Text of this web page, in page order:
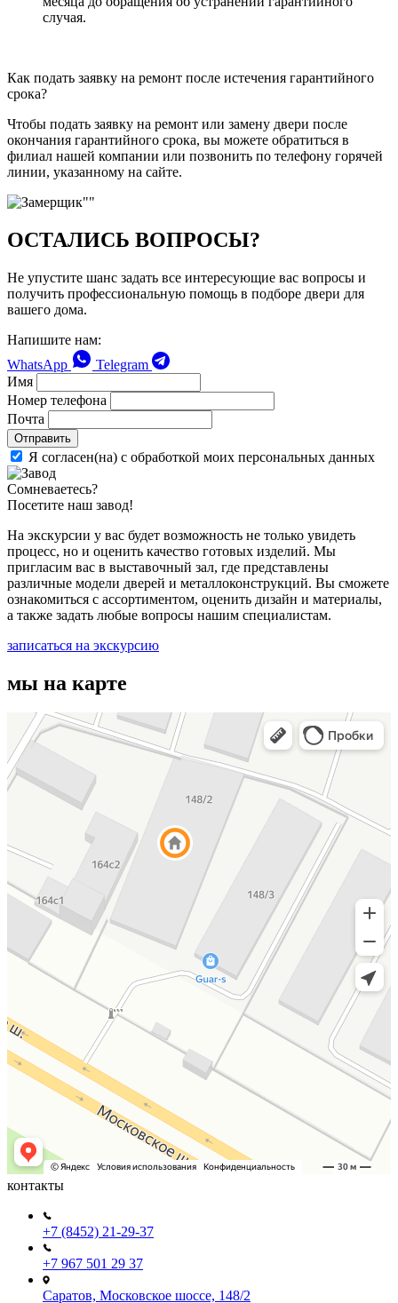
случая.
Как подать заявку на ремонт после истечения гарантийного
срока?
Чтобы подать заявку на ремонт или замену двери после
окончания гарантийного срока, вы можете обратиться в
филиал нашей компании или позвонить по телефону горячей
линии, указанному на сайте.
ОСТАЛИСЬ ВОПРОСЫ?
Не упустите шанс задать все интересующие вас вопросы и
получить профессиональную помощь в подборе двери для
вашего дома.
Напишите нам:
WhatsApp
Telegram
Имя
Номер телефона
Почта
Отправить
Я согласен(на) с обработкой моих персональных данных
Сомневаетесь?
Посетите наш завод!
На экскурсии у вас будет возможность не только увидеть
процесс, но и оценить качество готовых изделий. Мы
пригласим вас в выставочный зал, где представлены
различные модели дверей и металлоконструкций. Вы сможете
ознакомиться с ассортиментом, оценить дизайн и материалы,
а также задать любые вопросы нашим специалистам.
записаться на экскурсию
мы на карте
контакты
+7 (8452) 21-29-37
+7 967 501 29 37
Саратов, Московское шоссе, 148/2